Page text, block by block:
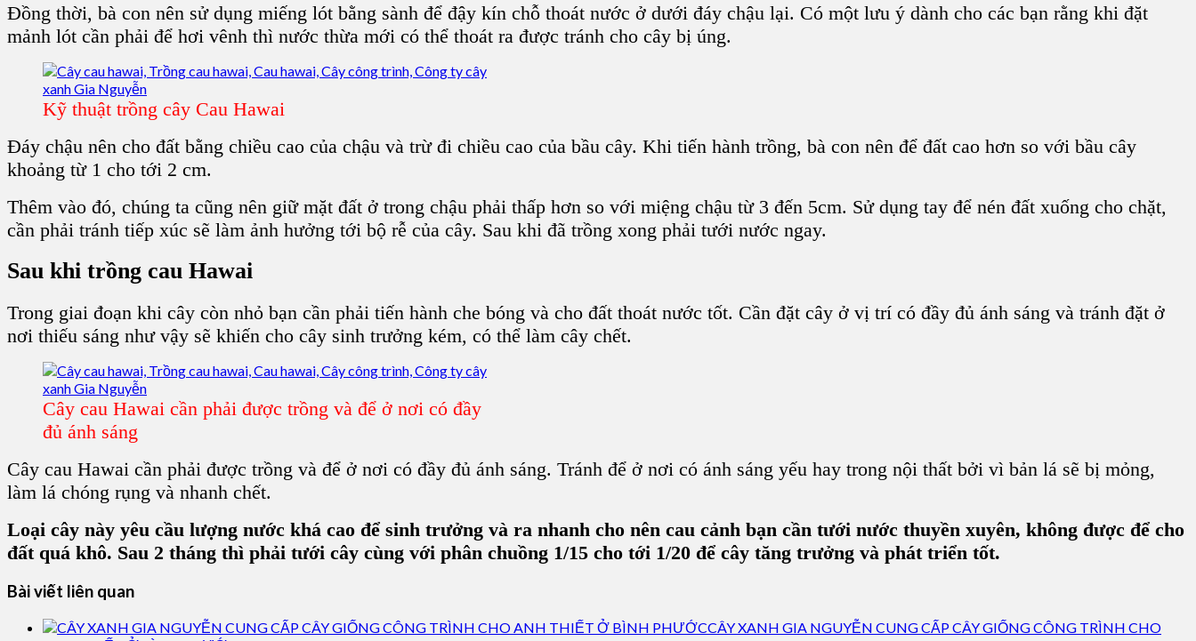
Đồng thời, bà con nên sử dụng miếng lót bằng sành để đậy kín chỗ thoát nước ở dưới đáy chậu lại. Có một lưu ý dành cho các bạn rằng khi đặt
mảnh lót cần phải để hơi vênh thì nước thừa mới có thể thoát ra được tránh cho cây bị úng.
Kỹ thuật trồng cây Cau Hawai
Đáy chậu nên cho đất bằng chiều cao của chậu và trừ đi chiều cao của bầu cây. Khi tiến hành trồng, bà con nên để đất cao hơn so với bầu cây
khoảng từ 1 cho tới 2 cm.
Thêm vào đó, chúng ta cũng nên giữ mặt đất ở trong chậu phải thấp hơn so với miệng chậu từ 3 đến 5cm. Sử dụng tay để nén đất xuống cho chặt,
cần phải tránh tiếp xúc sẽ làm ảnh hưởng tới bộ rễ của cây. Sau khi đã trồng xong phải tưới nước ngay.
Sau khi trồng cau Hawai
Trong giai đoạn khi cây còn nhỏ bạn cần phải tiến hành che bóng và cho đất thoát nước tốt. Cần đặt cây ở vị trí có đầy đủ ánh sáng và tránh đặt ở
nơi thiếu sáng như vậy sẽ khiến cho cây sinh trưởng kém, có thể làm cây chết.
Cây cau Hawai cần phải được trồng và để ở nơi có đầy
đủ ánh sáng
Cây cau Hawai cần phải được trồng và để ở nơi có đầy đủ ánh sáng. Tránh để ở nơi có ánh sáng yếu hay trong nội thất bởi vì bản lá sẽ bị mỏng,
làm lá chóng rụng và nhanh chết.
Loại cây này yêu cầu lượng nước khá cao để sinh trưởng và ra nhanh cho nên cau cảnh bạn cần tưới nước thuyền xuyên, không được để cho
đất quá khô. Sau 2 tháng thì phải tưới cây cùng với phân chuồng 1/15 cho tới 1/20 để cây tăng trưởng và phát triển tốt.
Bài viết liên quan
CÂY XANH GIA NGUYỄN CUNG CẤP CÂY GIỐNG CÔNG TRÌNH CHO